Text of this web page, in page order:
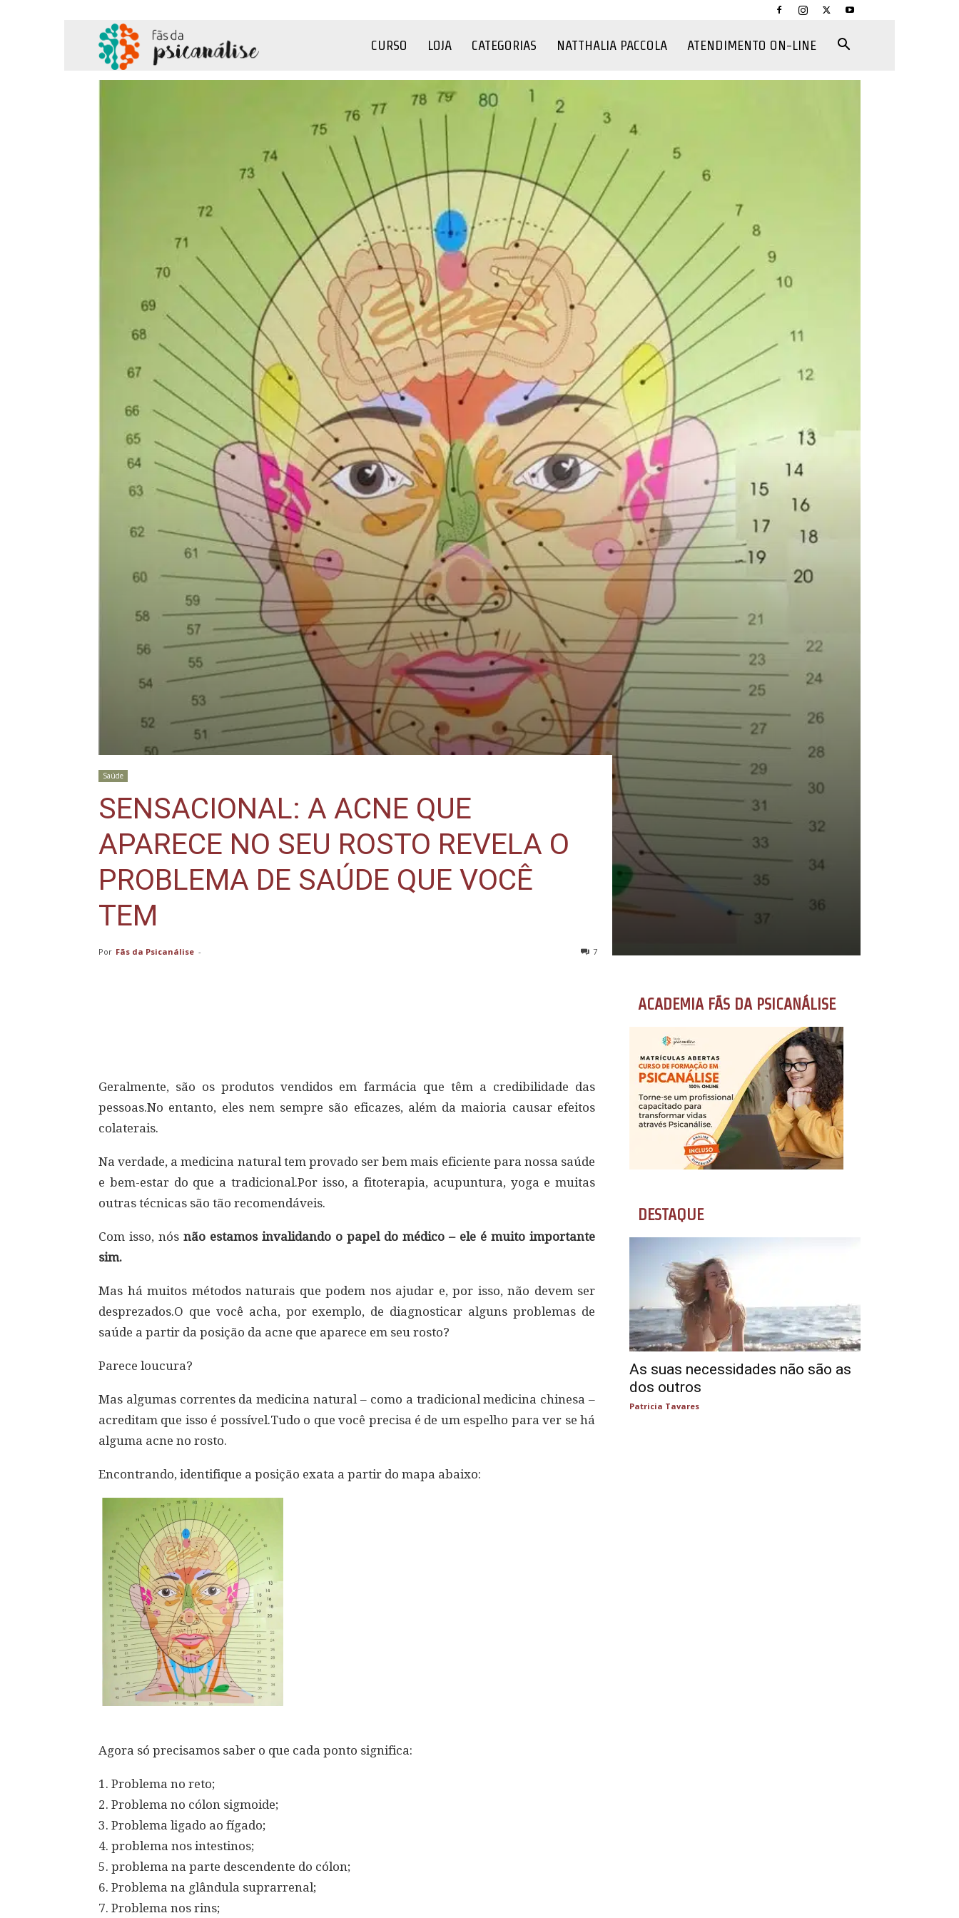
CURSO LOJA CATEGORIAS NATTHALIA PACCOLA ATENDIMENTO ON-LINE
Saúde
SENSACIONAL: A ACNE QUE
APARECE NO SEU ROSTO REVELA O
PROBLEMA DE SAÚDE QUE VOCÊ
TEM
Por Fãs da Psicanálise - 7
Geralmente, são os produtos vendidos em farmácia que têm a credibilidade das
pessoas.No entanto, eles nem sempre são eficazes, além da maioria causar efeitos
colaterais.
Na verdade, a medicina natural tem provado ser bem mais eficiente para nossa saúde
e bem-estar do que a tradicional.Por isso, a fitoterapia, acupuntura, yoga e muitas
outras técnicas são tão recomendáveis.
Com isso, nós não estamos invalidando o papel do médico – ele é muito importante
sim.
Mas há muitos métodos naturais que podem nos ajudar e, por isso, não devem ser
desprezados.O que você acha, por exemplo, de diagnosticar alguns problemas de
saúde a partir da posição da acne que aparece em seu rosto?
Parece loucura?
Mas algumas correntes da medicina natural – como a tradicional medicina chinesa –
acreditam que isso é possível.Tudo o que você precisa é de um espelho para ver se há
alguma acne no rosto.
Encontrando, identifique a posição exata a partir do mapa abaixo:
Agora só precisamos saber o que cada ponto significa:
1. Problema no reto;
2. Problema no cólon sigmoide;
3. Problema ligado ao fígado;
4. problema nos intestinos;
5. problema na parte descendente do cólon;
6. Problema na glândula suprarrenal;
7. Problema nos rins;
ACADEMIA FÃS DA PSICANÁLISE
DESTAQUE
As suas necessidades não são as
dos outros
Patricia Tavares